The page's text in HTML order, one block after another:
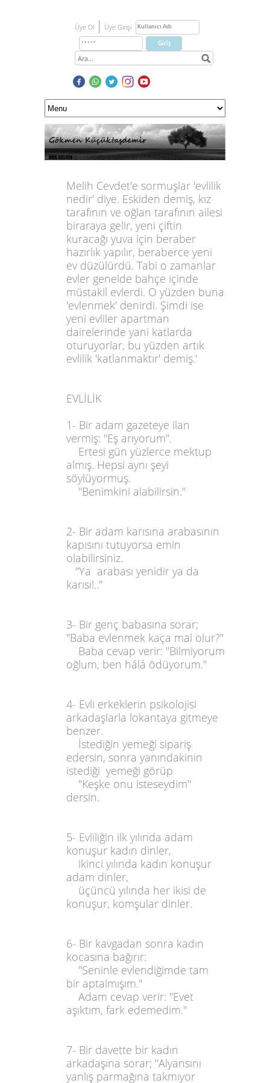
Üye Ol Üye Girişi
Melih Cevdet'e sormuşlar 'evlilik
nedir' diye. Eskiden demiş, kız
tarafının ve oğlan tarafının ailesi
biraraya gelir, yeni çiftin
kuracağı yuva için beraber
hazırlık yapılır, beraberce yeni
ev düzülürdü. Tabi o zamanlar
evler genelde bahçe içinde
müstakil evlerdi. O yüzden buna
'evlenmek' denirdi. Şimdi ise
yeni evliler apartman
dairelerinde yani katlarda
oturuyorlar, bu yüzden artık
evlilik 'katlanmaktır' demiş.'
EVLİLİK
1- Bir adam gazeteye ilan
vermiş: ''Eş arıyorum''.
Ertesi gün yüzlerce mektup
almış. Hepsi aynı şeyi
söylüyormuş.
''Benimkini alabilirsin.''
2- Bir adam karısına arabasının
kapısını tutuyorsa emin
olabilirsiniz.
''Ya arabası yenidir ya da
karısı!..''
3- Bir genç babasına sorar;
''Baba evlenmek kaça mal olur?''
Baba cevap verir: ''Bilmiyorum
oğlum, ben hálá ödüyorum.''
4- Evli erkeklerin psikolojisi
arkadaşlarla lokantaya gitmeye
benzer.
İstediğin yemeği sipariş
edersin, sonra yanındakinin
istediği yemeği görüp
''Keşke onu isteseydim''
dersin.
5- Evliliğin ilk yılında adam
konuşur kadın dinler,
ikinci yılında kadın konuşur
adam dinler,
üçüncü yılında her ikisi de
konuşur, komşular dinler.
6- Bir kavgadan sonra kadın
kocasına bağırır:
''Seninle evlendiğimde tam
bir aptalmışım.''
Adam cevap verir: ''Evet
aşıktım, fark edemedim.''
7- Bir davette bir kadın
arkadaşına sorar; ''Alyansını
yanlış parmağına takmıyor